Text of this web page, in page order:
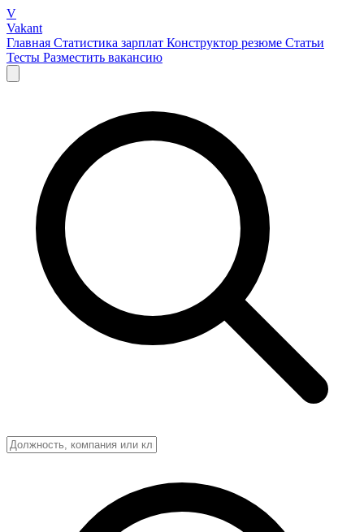
V
Vakant
Главная Статистика зарплат Конструктор резюме Статьи
Тесты Разместить вакансию